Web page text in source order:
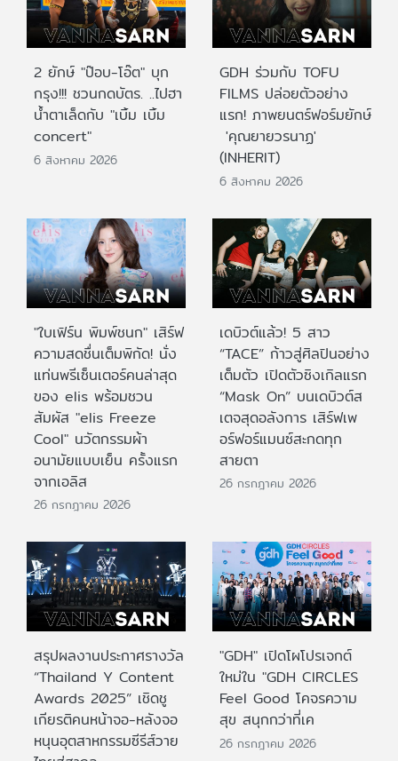
2 ยักษ์ "ป๊อบ-โอ๊ต" บุก
กรุง!!! ชวนกดบัตร. ..ไปฮา
น้ำตาเล็ดกับ "เบิ้ม เบิ้ม
concert"
6 สิงหาคม 2026
GDH ร่วมกับ TOFU
FILMS ปล่อยตัวอย่าง
แรก! ภาพยนตร์ฟอร์มยักษ์
'คุณยายวรนาฏ'
(INHERIT)
6 สิงหาคม 2026
"ใบเฟิร์น พิมพ์ชนก" เสิร์ฟ
ความสดชื่นเต็มพิกัด! นั่ง
แท่นพรีเซ็นเตอร์คนล่าสุด
ของ elis พร้อมชวน
สัมผัส "elis Freeze
Cool" นวัตกรรมผ้า
อนามัยแบบเย็น ครั้งแรก
จากเอลิส
26 กรกฎาคม 2026
เดบิวต์แล้ว! 5 สาว
“TACE” ก้าวสู่ศิลปินอย่าง
เต็มตัว เปิดตัวซิงเกิลแรก
“Mask On” บนเดบิวต์ส
เตจสุดอลังการ เสิร์ฟเพ
อร์ฟอร์แมนซ์สะกดทุก
สายตา
26 กรกฎาคม 2026
สรุปผลงานประกาศรางวัล
“Thailand Y Content
Awards 2025” เชิดชู
เกียรติคนหน้าจอ-หลังจอ
หนุนอุตสาหกรรมซีรีส์วาย
"GDH" เปิดโผโปรเจกต์
ใหม่ใน "GDH CIRCLES
Feel Good โคจรความ
สุข สนุกกว่าที่เค
26 กรกฎาคม 2026